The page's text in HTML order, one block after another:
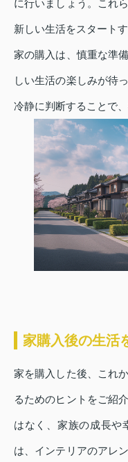
に行いましょう。これ
新しい生活をスタート
家の購入は、慎重な準
しい生活の楽しみが待
冷静に判断することで
家購入後の生活
家を購入した後、これ
るためのヒントをご紹
はなく、家族の成長や
は、インテリアのアレ